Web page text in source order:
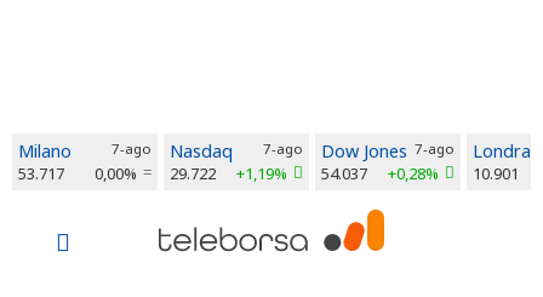
Milano 7-ago
53.717 0,00%
Nasdaq 7-ago
29.722 +1,19%
Dow Jones 7-ago
54.037 +0,28%
Londra
10.901